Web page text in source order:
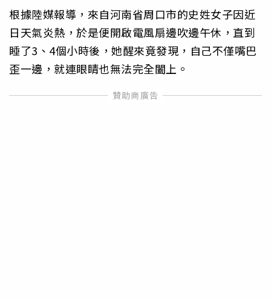
根據陸媒報導，來自河南省周口市的史姓女子因近
日天氣炎熱，於是便開啟電風扇邊吹邊午休，直到
睡了3、4個小時後，她醒來竟發現，自己不僅嘴巴
歪一邊，就連眼睛也無法完全闔上。